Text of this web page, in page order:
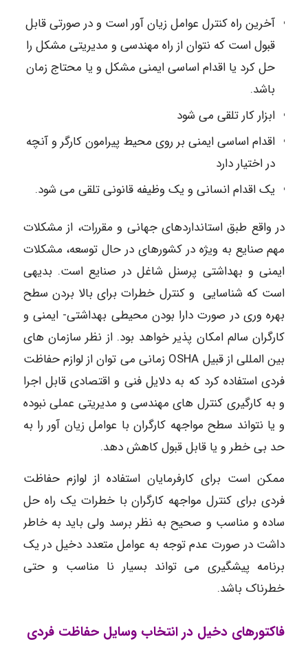
آخرین راه کنترل عوامل زیان آور است و در صورتی قابل
قبول است که نتوان از راه مهندسی و مدیریتی مشکل را
حل کرد یا اقدام اساسی ایمنی مشکل و یا محتاج زمان
باشد.
ابزار کار تلقی می شود
اقدام اساسی ایمنی بر روی محیط پیرامون کارگر و آنچه
در اختیار دارد
یک اقدام انسانی و یک وظیفه قانونی تلقی می شود.
در واقع طبق استانداردهای جهانی و مقررات، از مشکلات
مهم صنایع به ویژه در کشورهای در حال توسعه، مشکلات
ایمنی و بهداشتی پرسنل شاغل در صنایع است. بدیهی
است که شناسایی و کنترل خطرات برای بالا بردن سطح
بهره وری در صورت دارا بودن محیطی بهداشتی- ایمنی و
کارگران سالم امکان پذیر خواهد بود. از نظر سازمان های
بین المللی از قبیل OSHA زمانی می توان از لوازم حفاظت
فردی استفاده کرد که به دلایل فنی و اقتصادی قابل اجرا
و به کارگیری کنترل های مهندسی و مدیریتی عملی نبوده
و یا نتواند سطح مواجهه کارگران با عوامل زیان آور را به
حد بی خطر و یا قابل قبول کاهش دهد.
ممکن است برای کارفرمایان استفاده از لوازم حفاظت
فردی برای کنترل مواجهه کارگران با خطرات یک راه حل
ساده و مناسب و صحیح به نظر برسد ولی باید به خاطر
داشت در صورت عدم توجه به عوامل متعدد دخیل در یک
برنامه پیشگیری می تواند بسیار نا مناسب و حتی
خطرناک باشد.
فاکتورهای دخیل در انتخاب وسایل حفاظت فردی